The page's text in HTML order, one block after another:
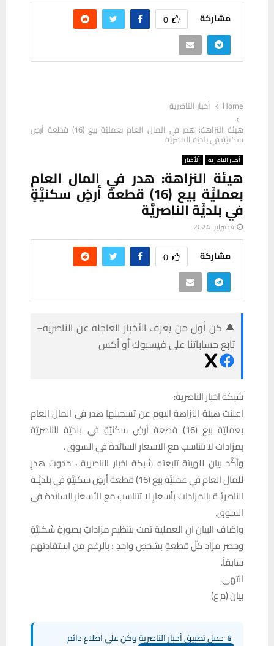
مشاركة 0
Home
أخبار الناصرية
هيئة النزاهة: هدر في المال العام بعمليَّة بيع (16) قطعة أرضٍ
سكنيَّةٍ في بلديَّة الناصريَّة
أخبار الناصرية ألأخبار
هيئة النزاهة: هدر في المال العام
بعمليَّة بيع (16) قطعة أرضٍ سكنيَّةٍ
في بلديَّة الناصريَّة
4 فبراير، 2024
مشاركة 0
🔔 كن أول من يعرف الأخبار العاجلة عن الناصرية–
تابع حساباتنا على فيسبوك أو أكس
شبكة اخبار الناصرية:
اعلنت هيئة النزاهة اليوم عن تسجيلها هدر في المال العام
بعمليَّة بيع (16) قطعة أرضٍ سكنيَّةٍ في بلديَّة الناصريَّة
بمزادات لا تتناسب مع الاسعار السائدة في السوق .
وأكَّد بيان للهيئة تابعته شبكة اخبار الناصرية ، حدوث هدرٍ
للمال العام في عمليَّة بيع (16) قطعة أرضٍ سكنيَّةٍ في بلديَّـة
الناصريَّـة بالمزادات بأسعارٍ لا تتناسب مع الأسعار السائدة في
السوق.
واضاف البيان ان العملية تمت بتنظيم مزاداتٍ بصورةٍ شكليَّةٍ
وحصر مزاد كلّ قطعةٍ بشخصٍ واحدٍ ؛ بالرغم من استفادتهم
سابقاً.
انتهى.
بيان (م ع)
📱 حمل تطبيق أخبار الناصرية وكن على اطلاع دائم